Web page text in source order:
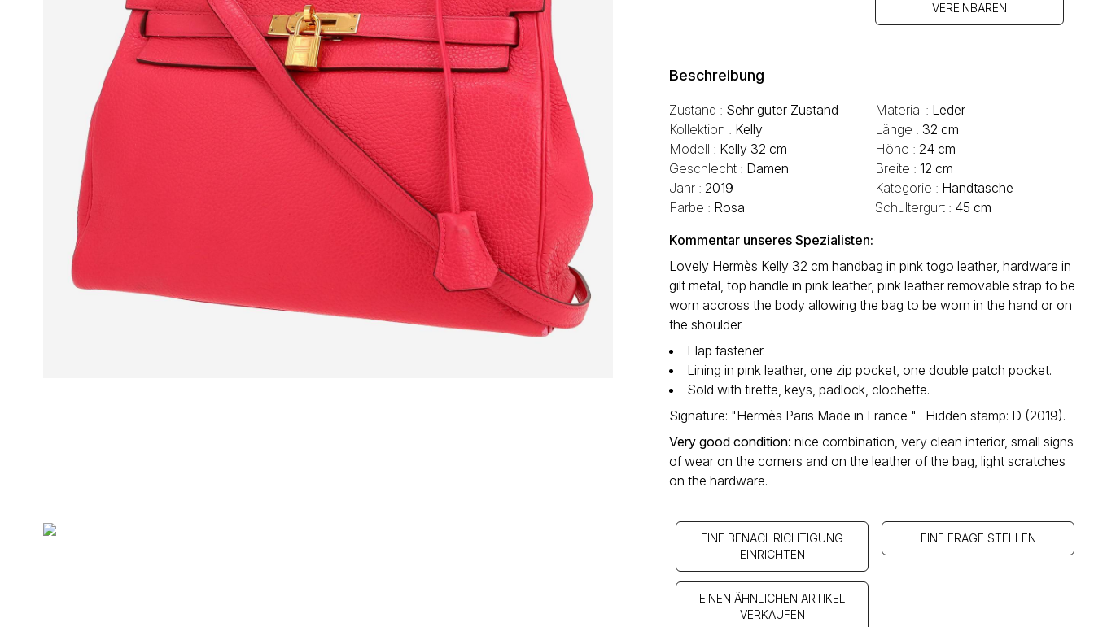
VEREINBAREN
Beschreibung
Zustand : Sehr guter Zustand
Kollektion : Kelly
Modell : Kelly 32 cm
Geschlecht : Damen
Jahr :2019
Farbe : Rosa
Material : Leder
Länge : 32 cm
Höhe :24 cm
Breite :12 cm
Kategorie : Handtasche
Schultergurt : 45 cm
Kommentar unseres Spezialisten:
Lovely Hermès Kelly 32 cm handbag in pink togo leather, hardware in
gilt metal, top handle in pink leather, pink leather removable strap to be
worn accross the body allowing the bag to be worn in the hand or on
the shoulder.
Flap fastener.
Lining in pink leather, one zip pocket, one double patch pocket.
Sold with tirette, keys, padlock, clochette.
Signature: "Hermès Paris Made in France " . Hidden stamp: D (2019).
Very good condition:nice combination, very clean interior, small signs
of wear on the corners and on the leather of the bag, light scratches
on the hardware.
EINE BENACHRICHTIGUNG
EINRICHTEN
EINE FRAGE STELLEN
EINEN ÄHNLICHEN ARTIKEL
VERKAUFEN